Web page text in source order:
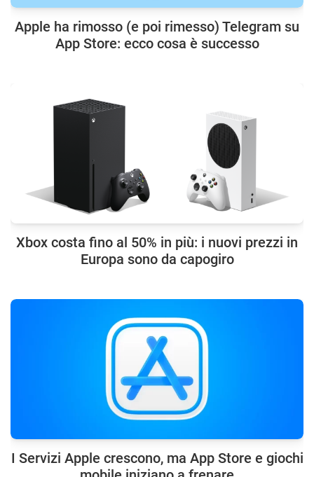
Apple ha rimosso (e poi rimesso) Telegram su
App Store: ecco cosa è successo
Xbox costa fino al 50% in più: i nuovi prezzi in
Europa sono da capogiro
I Servizi Apple crescono, ma App Store e giochi